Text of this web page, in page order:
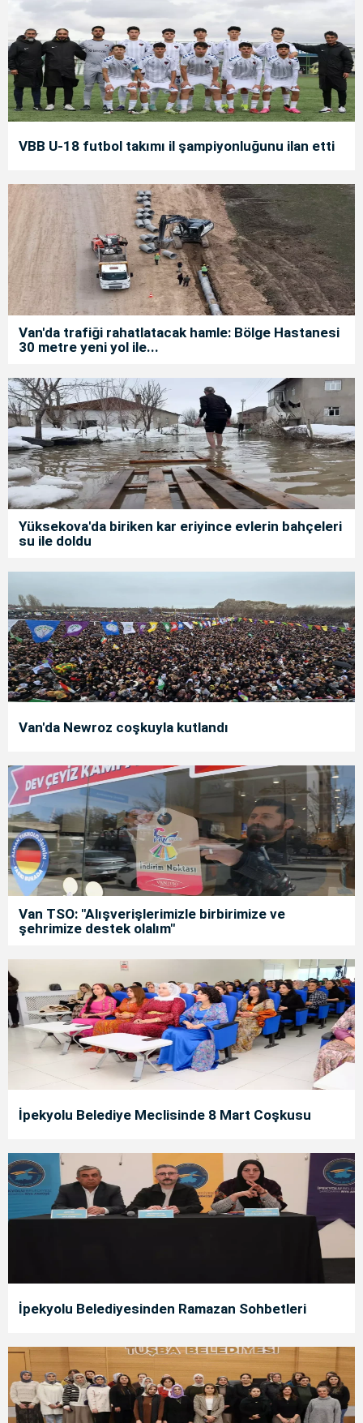
VBB U-18 futbol takımı il şampiyonluğunu ilan etti
Van'da trafiği rahatlatacak hamle: Bölge Hastanesi
30 metre yeni yol ile...
Yüksekova'da biriken kar eriyince evlerin bahçeleri
su ile doldu
Van'da Newroz coşkuyla kutlandı
Van TSO: "Alışverişlerimizle birbirimize ve
şehrimize destek olalım"
İpekyolu Belediye Meclisinde 8 Mart Coşkusu
İpekyolu Belediyesinden Ramazan Sohbetleri